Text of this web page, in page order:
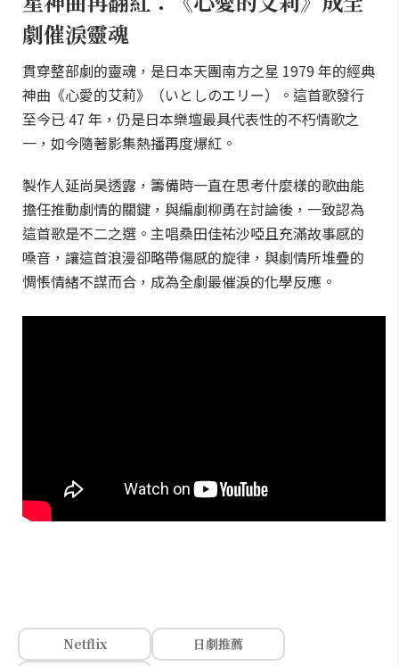
劇催淚靈魂
貫穿整部劇的靈魂，是日本天團南方之星 1979 年的經典
神曲《心愛的艾莉》（いとしのエリー）。這首歌發行
至今已 47 年，仍是日本樂壇最具代表性的不朽情歌之
一，如今隨著影集熱播再度爆紅。
製作人延尚昊透露，籌備時一直在思考什麼樣的歌曲能
擔任推動劇情的關鍵，與編劇柳勇在討論後，一致認為
這首歌是不二之選。主唱桑田佳祐沙啞且充滿故事感的
嗓音，讓這首浪漫卻略帶傷感的旋律，與劇情所堆疊的
惆悵情緒不謀而合，成為全劇最催淚的化學反應。
Netflix
日劇推薦